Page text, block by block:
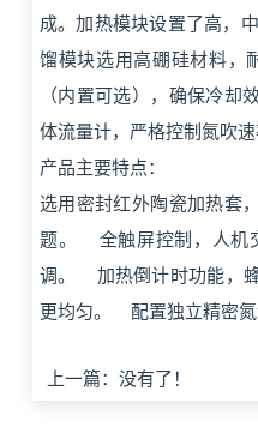
成。加热模块设置了高，
馏模块选用高硼硅材料，
（内置可选），确保冷却
体流量计，严格控制氮吹
产品主要特点：
选用密封红外陶瓷加热套
题。 全触屏控制，人机
调。 加热倒计时功能，
更均匀。 配置独立精密
上一篇：没有了！